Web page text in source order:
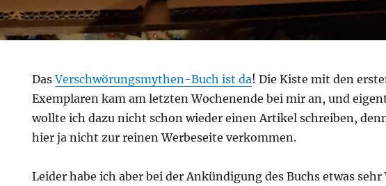
DasVerschwörungsmythen-Buch ist da! Die Kiste mit den
Exemplaren kam am letzten Wochenende bei mir an, und
wollte ich dazu nicht schon wieder einen Artikel schreiben,
hier ja nicht zur reinen Werbeseite verkommen.
Leider habe ich aber bei der Ankündigung des Buchs etwas